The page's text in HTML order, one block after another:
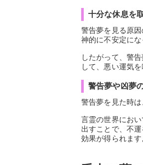
十分な休息を
警告夢を見る原
神的に不安定に
したがって、警
して、悪い運気
警告夢や凶夢
警告夢を見た時
言霊の世界にお
出すことで、不
効果が得られます